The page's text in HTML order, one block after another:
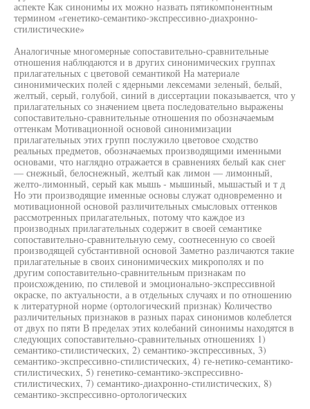
аспекте Как синонимы их можно назвать пятикомпонентным
термином «генетико-семантико-экспрессивно-диахронно-
стилистические»
Аналогичные многомерные сопоставительно-сравнительные
отношения наблюдаются и в других синонимических группах
прилагательных с цветовой семантикой На материале
синонимических полей с ядерными лексемами зеленый, белый,
желтый, серый, голубой, синий в диссертации показывается, что у
прилагательных со значением цвета последовательно выражены
сопоставительно-сравнительные отношения по обозначаемым
оттенкам Мотивационной основой синонимизации
прилагательных этих групп послужило цветовое сходство
реальных предметов, обозначаемых производящими именными
основами, что наглядно отражается в сравнениях белый как снег
— снежный, белоснежный, желтый как лимон — лимонный,
желто-лимонный, серый как мышь - мышиный, мышастый и т д
Но эти производящие именные основы служат одновременно и
мотивационной основой различительных смысловых оттенков
рассмотренных прилагательных, потому что каждое из
производных прилагательных содержит в своей семантике
сопоставительно-сравнительную сему, соотнесенную со своей
производящей субстантивной основой Заметно различаются такие
прилагательные в своих синонимических микрополях и по
другим сопоставительно-сравнительным признакам по
происхождению, по стилевой и эмоционально-экспрессивной
окраске, по актуальности, а в отдельных случаях и по отношению
к литературной норме (ортологический признак) Количество
различительных признаков в разных парах синонимов колеблется
от двух по пяти В пределах этих колебаний синонимы находятся в
следующих сопоставительно-сравнительных отношениях 1)
семантико-стилистических, 2) семантико-экспрессивных, 3)
семантико-экспрессивно-стилистических, 4) ге-нетико-семантико-
стилистических, 5) генетико-семантико-экспрессивно-
стилистических, 7) семантико-диахронно-стилистических, 8)
семантико-экспрессивно-ортологических